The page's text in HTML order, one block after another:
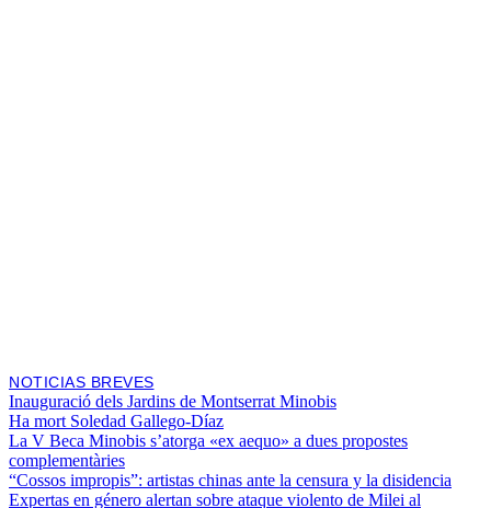
NOTICIAS BREVES
Inauguració dels Jardins de Montserrat Minobis
Ha mort Soledad Gallego-Díaz
La V Beca Minobis s’atorga «ex aequo» a dues propostes
complementàries
“Cossos impropis”: artistas chinas ante la censura y la disidencia
Expertas en género alertan sobre ataque violento de Milei al